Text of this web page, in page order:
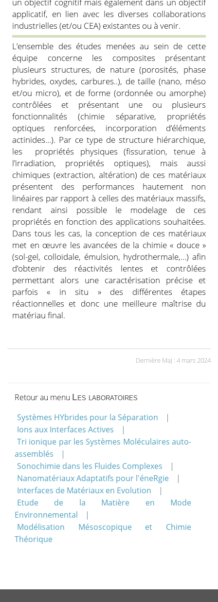
applicatif, en lien avec les diverses collaborations
industrielles (et/ou CEA) existantes ou à venir.
L’ensemble des études menées au sein de cette
équipe concerne les composites présentant
plusieurs structures, de nature (porosités, phase
hybrides, oxydes, carbures..), de taille (nano, méso
et/ou micro), et de forme (ordonnée ou amorphe)
contrôlées et présentant une ou plusieurs
fonctionnalités (chimie séparative, propriétés
optiques renforcées, incorporation d’éléments
actinides…). Par ce type de structure hiérarchique,
les propriétés physiques (fissuration, tenue à
l’irradiation, propriétés optiques), mais aussi
chimiques (extraction, altération) de ces matériaux
présentent des performances hautement non
linéaires par rapport à celles des matériaux massifs,
rendant ainsi possible le modelage de ces
propriétés en fonction des applications souhaitées.
Dans tous les cas, la conception de ces matériaux
met en œuvre les avancées de la chimie « douce »
(sol-gel, colloïdale, émulsion, hydrothermale,…) afin
d’obtenir des réactivités lentes et contrôlées
permettant alors une caractérisation précise et
parfois « in situ » des différentes étapes
réactionnelles et donc une meilleure maîtrise du
matériau final.
Dernière MaJ : 4 mars 2024
Retour au menu Les laboratoires
Systèmes HYbrides pour la Séparation
Ions aux Interfaces Actives
Tri ionique par les Systèmes Moléculaires auto-
assemblés
Sonochimie dans les Fluides Complexes
Nanomatériaux Adaptatifs pour l'éneRgie
Interfaces de Matériaux en Evolution
Etude de la Matière en Mode
Environnemental
Modélisation Mésoscopique et Chimie
Théorique